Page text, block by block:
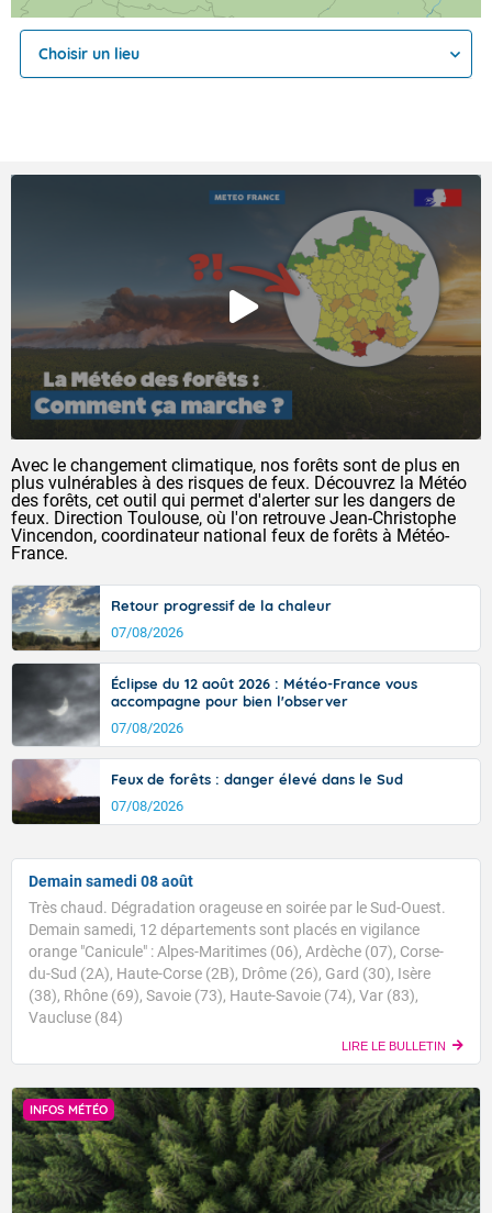
Choisir un lieu
Avec le changement climatique, nos forêts sont de plus en
plus vulnérables à des risques de feux. Découvrez la Météo
des forêts, cet outil qui permet d'alerter sur les dangers de
feux. Direction Toulouse, où l'on retrouve Jean-Christophe
Vincendon, coordinateur national feux de forêts à Météo-
France.
Retour progressif de la chaleur
07/08/2026
Éclipse du 12 août 2026 : Météo-France vous
accompagne pour bien l'observer
07/08/2026
Feux de forêts : danger élevé dans le Sud
07/08/2026
Demain samedi 08 août
Très chaud. Dégradation orageuse en soirée par le Sud-Ouest.
Demain samedi, 12 départements sont placés en vigilance
orange "Canicule" : Alpes-Maritimes (06), Ardèche (07), Corse-
du-Sud (2A), Haute-Corse (2B), Drôme (26), Gard (30), Isère
(38), Rhône (69), Savoie (73), Haute-Savoie (74), Var (83),
Vaucluse (84)
LIRE LE BULLETIN
INFOS MÉTÉO